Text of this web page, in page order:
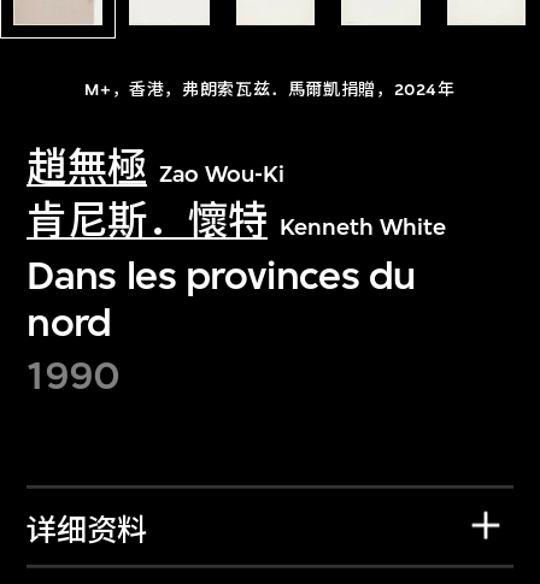
M+，香港，弗朗索瓦兹．馬爾凱捐贈，2024年
趙無極 Zao Wou-Ki
肯尼斯．懷特 Kenneth White
Dans les provinces du
nord
1990
详细资料